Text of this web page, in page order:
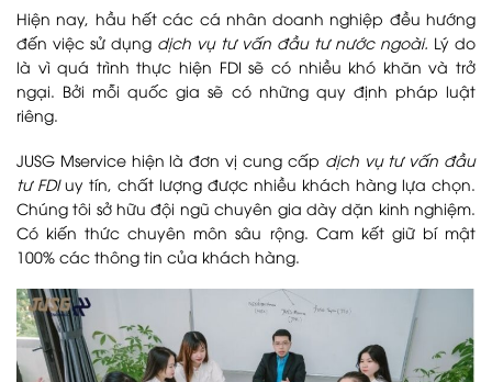
Hiện nay, hầu hết các cá nhân doanh nghiệp đều hướng
đến việc sử dụng dịch vụ tư vấn đầu tư nước ngoài. Lý do
là vì quá trình thực hiện FDI sẽ có nhiều khó khăn và trở
ngại. Bởi mỗi quốc gia sẽ có những quy định pháp luật
riêng.
JUSG Mservice hiện là đơn vị cung cấp dịch vụ tư vấn đầu
tư FDIuy tín, chất lượng được nhiều khách hàng lựa chọn.
Chúng tôi sở hữu đội ngũ chuyên gia dày dặn kinh nghiệm.
Có kiến thức chuyên môn sâu rộng. Cam kết giữ bí mật
100% các thông tin của khách hàng.